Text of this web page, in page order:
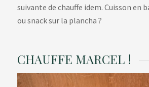
suivante de chauffe idem. Cuisson en
ou snack sur la plancha ?
CHAUFFE MARCEL !